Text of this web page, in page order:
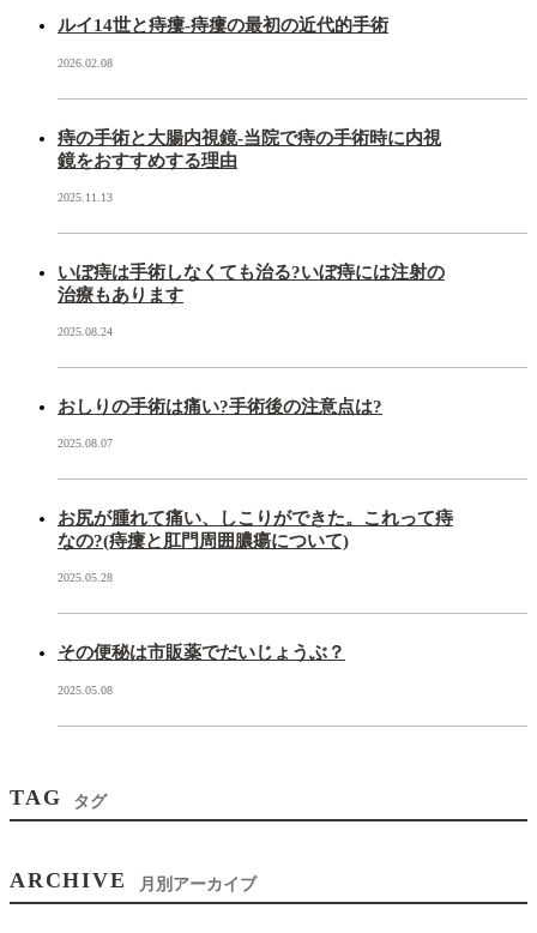
ルイ14世と痔瘻-痔瘻の最初の近代的手術
2026.02.08
痔の手術と大腸内視鏡-当院で痔の手術時に内視
鏡をおすすめする理由
2025.11.13
いぼ痔は手術しなくても治る?いぼ痔には注射の
治療もあります
2025.08.24
おしりの手術は痛い?手術後の注意点は?
2025.08.07
お尻が腫れて痛い、しこりができた。これって痔
なの?(痔瘻と肛門周囲膿瘍について)
2025.05.28
その便秘は市販薬でだいじょうぶ？
2025.05.08
TAG タグ
ARCHIVE 月別アーカイブ